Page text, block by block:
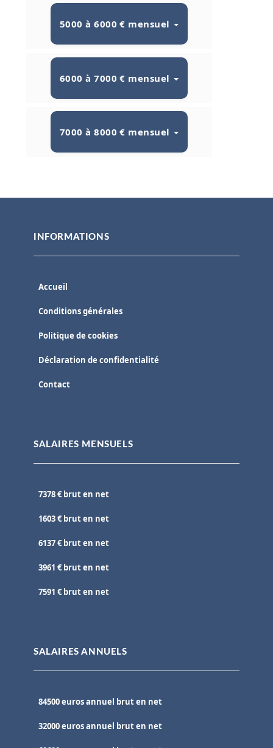
5000 à 6000 € mensuel
6000 à 7000 € mensuel
7000 à 8000 € mensuel
INFORMATIONS
Accueil
Conditions générales
Politique de cookies
Déclaration de confidentialité
Contact
SALAIRES MENSUELS
7378 € brut en net
1603 € brut en net
6137 € brut en net
3961 € brut en net
7591 € brut en net
SALAIRES ANNUELS
84500 euros annuel brut en net
32000 euros annuel brut en net